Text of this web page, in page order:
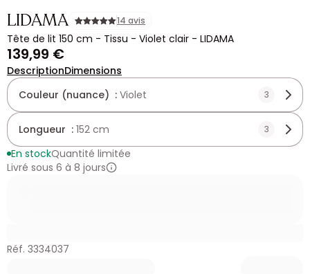
LIDAMA 14 avis
Tête de lit 150 cm - Tissu - Violet clair - LIDAMA
139,99 €
DescriptionDimensions
Couleur (nuance) : Violet 3
Longueur : 152 cm 3
En stockQuantité limitée
Livré sous 6 à 8 jours
Réf. 3334037